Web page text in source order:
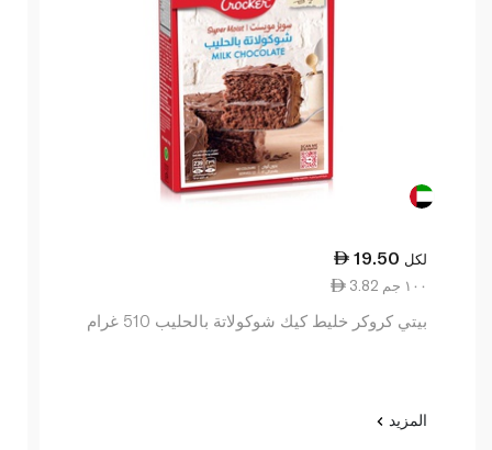
19.50 لكل
3.82 ١٠٠ جم
بيتي كروكر خليط كيك شوكولاتة بالحليب 510 غرام
المزيد